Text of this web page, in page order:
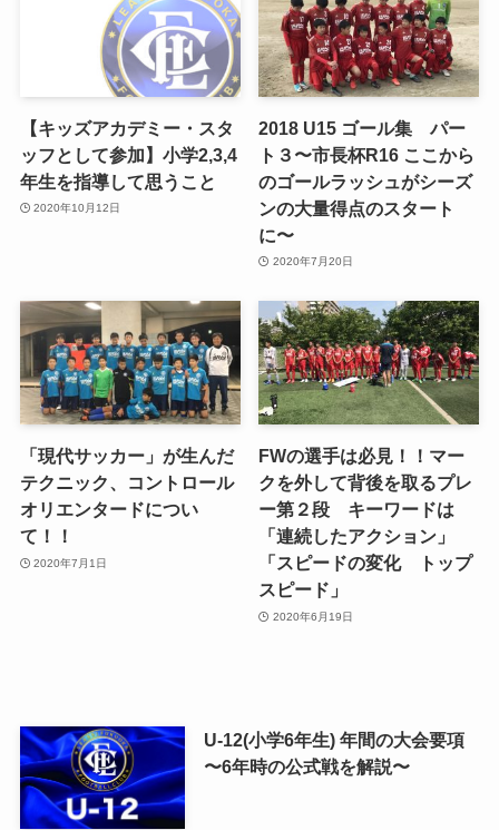
【キッズアカデミー・スタ
ッフとして参加】小学2,3,4
年生を指導して思うこと
2020年10月12日
2018 U15 ゴール集 パー
ト３〜市長杯R16 ここから
のゴールラッシュがシーズ
ンの大量得点のスタート
に〜
2020年7月20日
「現代サッカー」が生んだ
テクニック、コントロール
オリエンタードについ
て！！
2020年7月1日
FWの選手は必見！！マー
クを外して背後を取るプレ
ー第２段 キーワードは
「連続したアクション」
「スピードの変化 トップ
スピード」
2020年6月19日
U-12(小学6年生) 年間の大会要項
〜6年時の公式戦を解説〜